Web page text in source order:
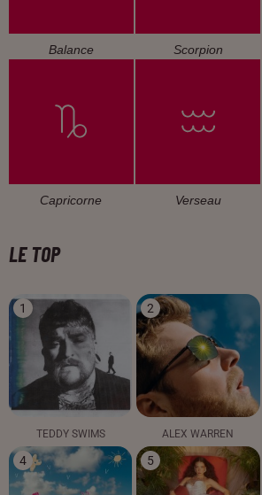
Balance Scorpion
Capricorne Verseau
LE TOP
1
TEDDY SWIMS
2
ALEX WARREN
4 5